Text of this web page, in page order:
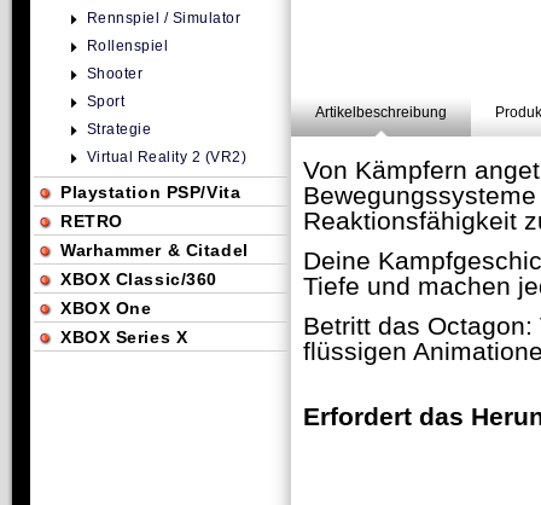
Artikelbeschreibung
Von Kämpfern
Reaktionsfähigkeit
Deine
Tiefe und machen
Betritt das
flüssigen
Erfordert das
Rennspiel / Simulator
Rollenspiel
Shooter
Sport
Strategie
Virtual Reality 2 (VR2)
Playstation PSP/Vita
RETRO
Warhammer & Citadel
XBOX Classic/360
XBOX One
XBOX Series X